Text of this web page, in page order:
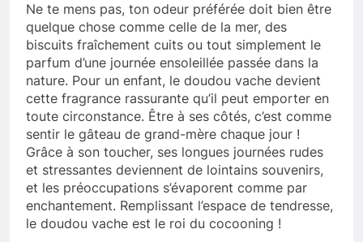
Ne te mens pas, ton odeur préférée doit bien être
quelque chose comme celle de la mer, des
biscuits fraîchement cuits ou tout simplement le
parfum d’une journée ensoleillée passée dans la
nature. Pour un enfant, le doudou vache devient
cette fragrance rassurante qu’il peut emporter en
toute circonstance. Être à ses côtés, c’est comme
sentir le gâteau de grand-mère chaque jour !
Grâce à son toucher, ses longues journées rudes
et stressantes deviennent de lointains souvenirs,
et les préoccupations s’évaporent comme par
enchantement. Remplissant l’espace de tendresse,
le doudou vache est le roi du cocooning !